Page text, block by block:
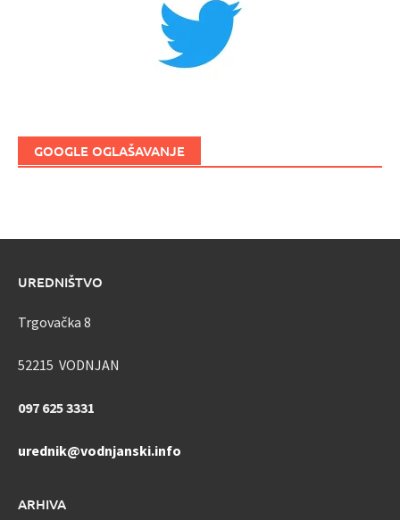
GOOGLE OGLAŠAVANJE
UREDNIŠTVO
Trgovačka 8
52215 VODNJAN
097 625 3331
urednik@vodnjanski.info
ARHIVA